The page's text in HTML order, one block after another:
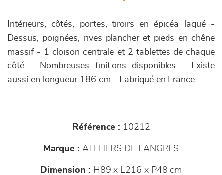
Intérieurs, côtés, portes, tiroirs en épicéa laqué -
Dessus, poignées, rives plancher et pieds en chêne
massif - 1 cloison centrale et 2 tablettes de chaque
côté - Nombreuses finitions disponibles - Existe
aussi en longueur 186 cm - Fabriqué en France.
Référence : 10212
Marque : ATELIERS DE LANGRES
Dimension : H89 x L216 x P48 cm